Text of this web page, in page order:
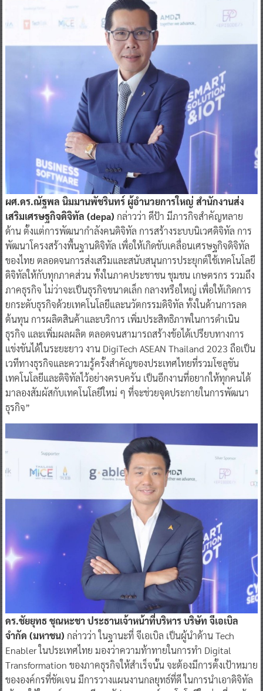
ผศ.ดร.ณัฐพล นิมมานพัชรินทร์ ผู้อำนวยการใหญ่ สำนักงานส่ง
เสริมเศรษฐกิจดิจิทัล (depa) กล่าวว่า ดีป้า มีภารกิจสำคัญหลาย
ด้าน ตั้งแต่การพัฒนากำลังคนดิจิทัล การสร้างระบบนิเวศดิจิทัล การ
พัฒนาโครงสร้างพื้นฐานดิจิทัล เพื่อให้เกิดขับเคลื่อนเศรษฐกิจดิจิทัล
ของไทย ตลอดจนการส่งเสริมและสนับสนุนการประยุกต์ใช้เทคโนโลยี
ดิจิทัลให้กับทุกภาคส่วน ทั้งในภาคประชาชน ชุมชน เกษตรกร รวมถึง
ภาคธุรกิจ ไม่ว่าจะเป็นธุรกิจขนาดเล็ก กลางหรือใหญ่ เพื่อให้เกิดการ
ยกระดับธุรกิจด้วยเทคโนโลยีและนวัตกรรมดิจิทัล ทั้งในด้านการลด
ต้นทุน การผลิตสินค้าและบริการ เพิ่มประสิทธิภาพในการดำเนิน
ธุรกิจ และเพิ่มผลผลิต ตลอดจนสามารถสร้างข้อได้เปรียบทางการ
แข่งขันได้ในระยะยาว งาน DigiTech ASEAN Thailand 2023 ถือเป็น
เวทีทางธุรกิจและความรู้ครั้งสำคัญของประเทศไทยที่รวมโซลูชัน
เทคโนโลยีและดิจิทัลไว้อย่างครบครัน เป็นอีกงานที่อยากให้ทุกคนได้
มาลองสัมผัสกับเทคโนโลยีใหม่ ๆ ที่จะช่วยจุดประกายในการพัฒนา
ธุรกิจ”
ดร.ชัยยุทธ ชุณหะชา ประธานเจ้าหน้าที่บริหาร บริษัท จีเอเบิล
จำกัด (มหาชน) กล่าวว่า ในฐานะที่ จีเอเบิล เป็นผู้นำด้าน Tech
Enabler ในประเทศไทย มองว่าความท้าทายในการทำ Digital
Transformation ของภาคธุรกิจให้สำเร็จนั้น จะต้องมีการตั้งเป้าหมาย
ขององค์กรที่ชัดเจน มีการวางแผนงานกลยุทธ์ที่ดี ในการนำเอาดิจิทัล